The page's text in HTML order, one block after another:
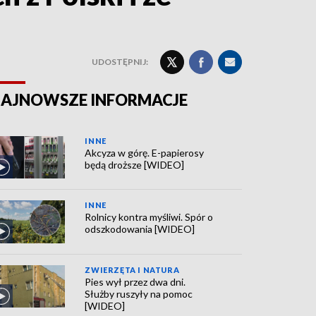
UDOSTĘPNIJ:
INFORMACJE
INNE
Akcyza w górę. E-papierosy
będą droższe [WIDEO]
INNE
Rolnicy kontra myśliwi. Spór o
odszkodowania [WIDEO]
ZWIERZĘTA I NATURA
Pies wył przez dwa dni.
Służby ruszyły na pomoc
[WIDEO]